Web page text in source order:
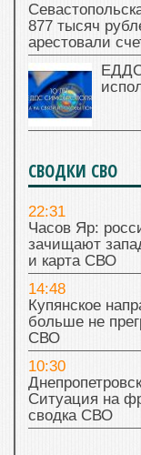
877 тысяч
арестовали
СВОДКИ СВО
22:31
Часов Яр:
зачищают
и карта СВО
14:48
Купянское
больше не
СВО
10:30
Ситуация на
сводка СВО